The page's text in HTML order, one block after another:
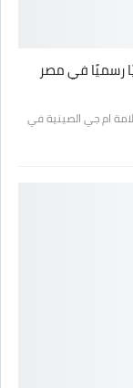
ام جي الصينية في